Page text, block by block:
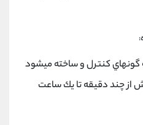
كنترل و ساخته ميشود
از چند دقيقه تا يك ساعت